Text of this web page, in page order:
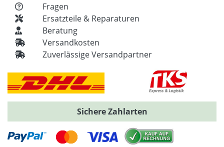
Fragen
Ersatzteile & Reparaturen
Beratung
Versandkosten
Zuverlässige Versandpartner
Sichere Zahlarten